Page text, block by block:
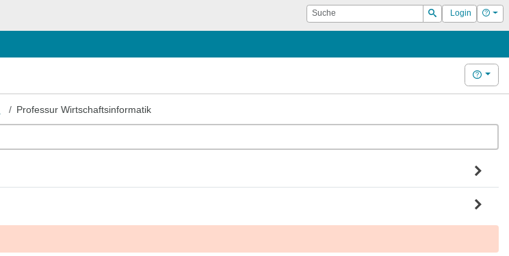
Suche
Suchen
Login Hilfe
Hilfe
Professur Wirtschaftsinformatik